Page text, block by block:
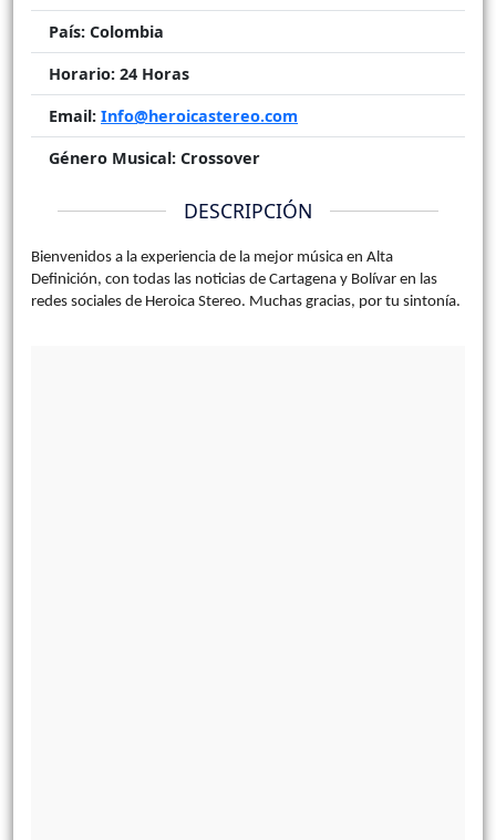
País: Colombia
Horario: 24 Horas
Email: Info@heroicastereo.com
Género Musical: Crossover
DESCRIPCIÓN
Bienvenidos a la experiencia de la mejor música en Alta
Definición, con todas las noticias de Cartagena y Bolívar en las
redes sociales de Heroica Stereo. Muchas gracias, por tu sintonía.